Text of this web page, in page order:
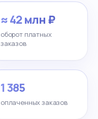
≈ 42 млн ₽
оборот платных
заказов
1 385
оплаченных заказов